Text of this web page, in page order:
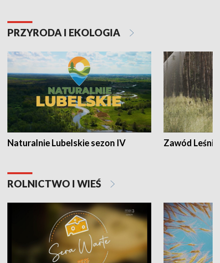
PRZYRODA I EKOLOGIA
Naturalnie Lubelskie sezon IV Zawód Leśnik
ROLNICTWO I WIEŚ